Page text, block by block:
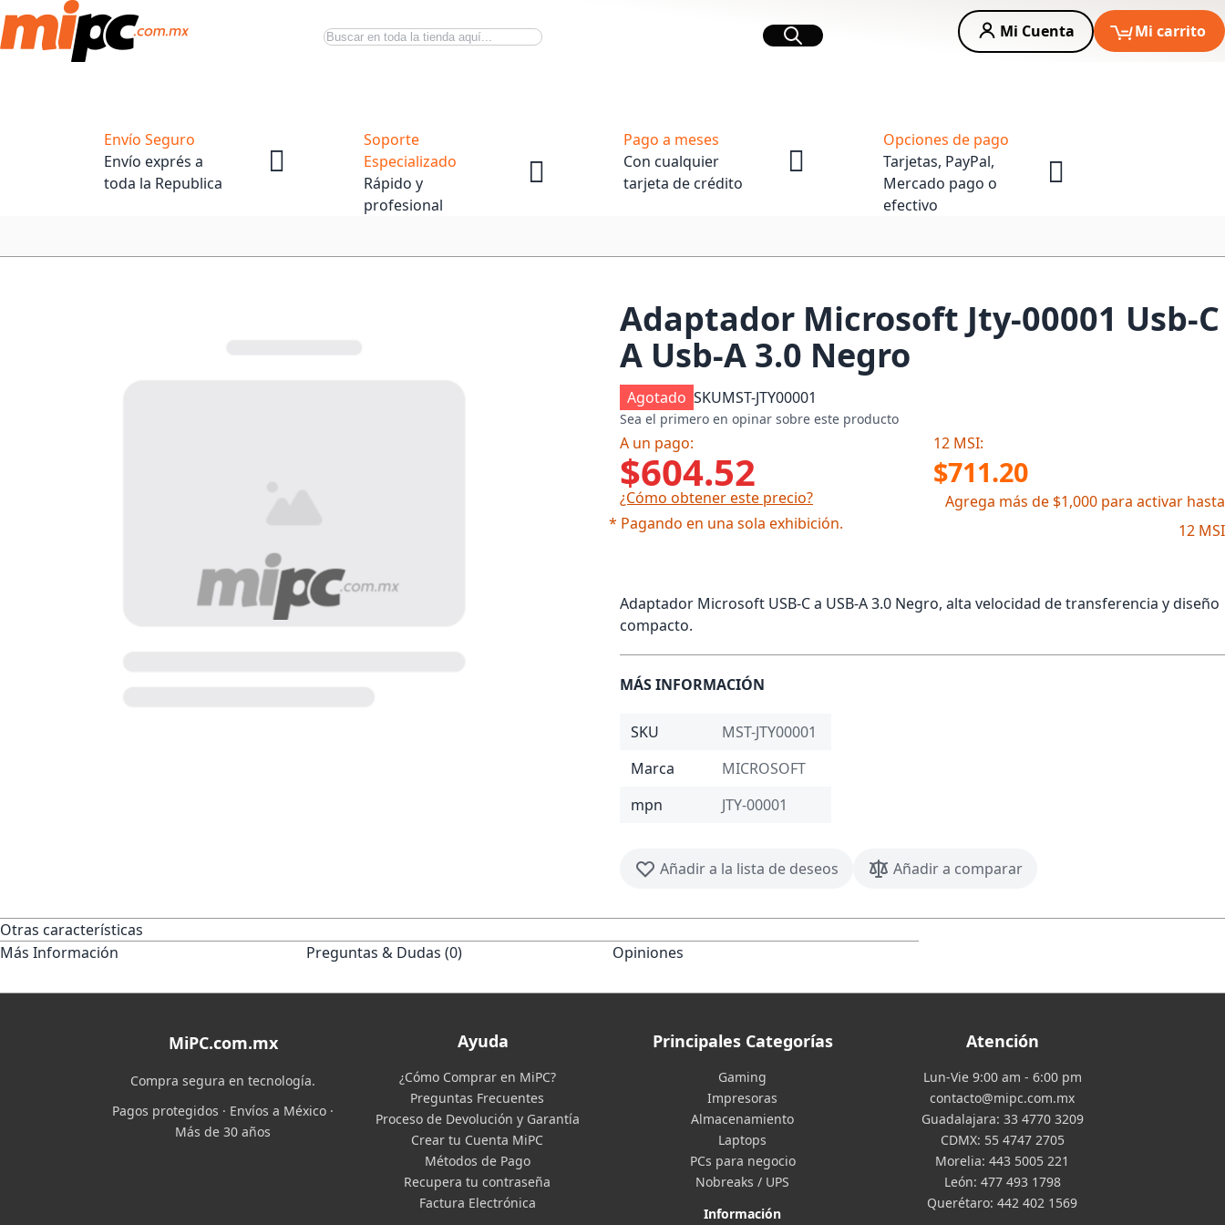
Buscar Buscar
Mi Cuenta Mi carrito
Envío Seguro
Envío exprés a
toda la Republica
Soporte
Especializado
Rápido y
profesional
Pago a meses
Con cualquier
tarjeta de crédito
Opciones de pago
Tarjetas, PayPal,
Mercado pago o
efectivo
Adaptador Microsoft Jty-00001 Usb-C
A Usb-A 3.0 Negro
Agotado SKUMST-JTY00001
Sea el primero en opinar sobre este producto
A un pago: 12 MSI:
$604.52 $711.20
¿Cómo obtener este precio?
* Pagando en una sola exhibición.
Agrega más de $1,000 para activar hasta
12 MSI
Adaptador Microsoft USB-C a USB-A 3.0 Negro, alta velocidad de transferencia y diseño
compacto.
MÁS INFORMACIÓN
SKU
MST-JTY00001
Marca
MICROSOFT
mpn
JTY-00001
Añadir a la lista de deseos Añadir a comparar
Otras características
Más Información
Preguntas & Dudas (0) Opiniones
MiPC.com.mx
Compra segura en tecnología.
Pagos protegidos · Envíos a México ·
Más de 30 años
Ayuda
¿Cómo Comprar en MiPC?
Preguntas Frecuentes
Proceso de Devolución y Garantía
Crear tu Cuenta MiPC
Métodos de Pago
Recupera tu contraseña
Factura Electrónica
Principales Categorías
Gaming
Impresoras
Almacenamiento
Laptops
PCs para negocio
Nobreaks / UPS
Información
Atención
Lun-Vie 9:00 am - 6:00 pm
contacto@mipc.com.mx
Guadalajara: 33 4770 3209
CDMX: 55 4747 2705
Morelia: 443 5005 221
León: 477 493 1798
Querétaro: 442 402 1569